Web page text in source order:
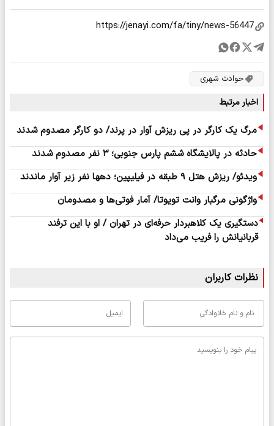
حوادث شهری
اخبار مرتبط
مرگ یک کارگر در پی ریزش آوار در پرند/ دو کارگر مصدوم شدند
حادثه در پالایشگاه ششم پارس جنوبی؛ ۳ نفر مصدوم شدند
ویدئو/ ریزش هتل ۹ طبقه در فیلیپین؛ دهها نفر زیر آوار ماندند
واژگونی مرگبار وانت تویوتا/ آمار فوتی‌ها و مصدومان
دستگیری یک کلاهبردار حرفه‌ای در تهران / او با این ترفند
قربانیانش را فریب می‌داد
نظرات کاربران